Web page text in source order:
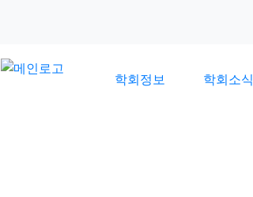
학회정보 학회소식